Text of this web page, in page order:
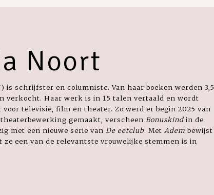
Noort
is schrijfster en columniste. Van haar boeken werden 3,5
verkocht. Haar werk is in 15 talen vertaald en wordt
televisie, film en theater. Zo werd er begin 2025 van
gemaakt, verscheen Bonuskind in de
met een nieuwe serie van De eetclub. Met Adem bewijst
ze een van de relevantste vrouwelijke stemmen is in